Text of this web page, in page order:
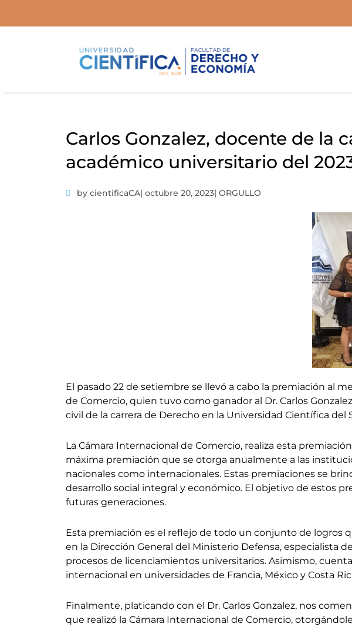
Carlos Gonzalez, docente de la
académico universitario del
by cientificaCA| octubre 20, 2023| ORGULLO
El pasado 22 de setiembre se llevó a cabo la premiación al
de Comercio, quien tuvo como ganador al Dr. Carlos
civil de la carrera de Derecho en la Universidad Científica del
La Cámara Internacional de Comercio, realiza esta
máxima premiación que se otorga anualmente a las
nacionales como internacionales. Estas premiaciones se
desarrollo social integral y económico. El objetivo de estos
futuras generaciones.
Esta premiación es el reflejo de todo un conjunto de logros
en la Dirección General del Ministerio Defensa, especialista
procesos de licenciamientos universitarios. Asimismo,
internacional en universidades de Francia, México y Costa
Finalmente, platicando con el Dr. Carlos Gonzalez, nos
que realizó la Cámara Internacional de Comercio,